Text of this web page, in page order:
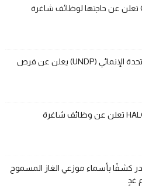
برنامج الأمم المتحدة الإنمائي (UNDP) يعلن عن فرص
كشفًا بأسماء موزعي الغاز المسموح
غدٍ